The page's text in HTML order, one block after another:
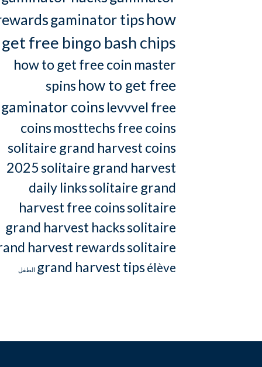
gaminator tips how
free bingo bash chips
how to get free coin master
spinshow to get free
gaminator coins levvvel free
coinsmosttechs free coins
solitaire grand harvest coins
2025solitaire grand harvest
daily linkssolitaire grand
harvest free coinssolitaire
grand harvest hackssolitaire
harvest rewardssolitaire
grand harvest tipsélève الطفل